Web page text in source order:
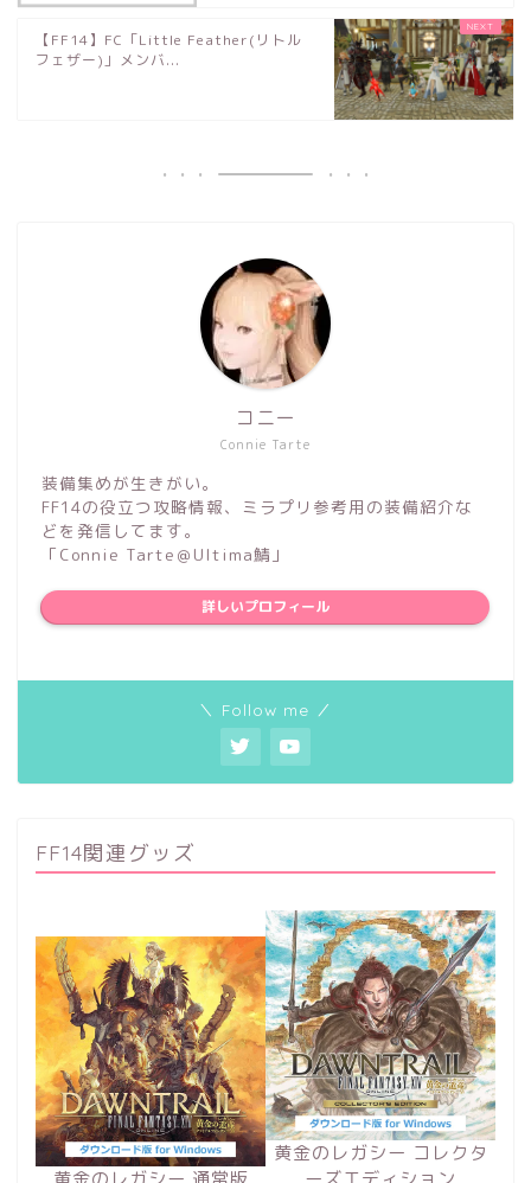
【FF14】FC「Little Feather(リトル
フェザー)」メンバ...
Connie Tarte
コニー
装備集めが生きがい。
FF14の役立つ攻略情報、ミラプリ参考用の装備紹介な
どを発信してます。
「Connie Tarte＠Ultima鯖」
詳しいプロフィール
＼ Follow me ／
FF14関連グッズ
黄金のレガシー コレクタ